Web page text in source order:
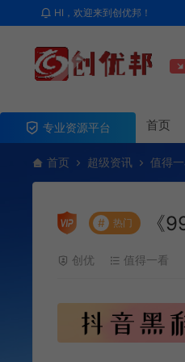
HI，欢迎来到创优邦！
专业资源平台 首页
首页 超级资讯 值得
# 热门 《
创优 值得一看